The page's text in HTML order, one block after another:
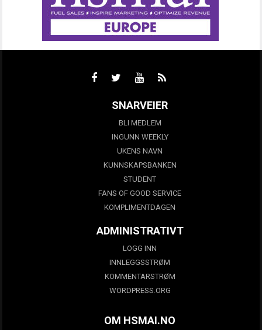
SNARVEIER
BLI MEDLEM
INGUNN WEEKLY
UKENS NAVN
KUNNSKAPSBANKEN
STUDENT
FANS OF GOOD SERVICE
KOMPLIMENTDAGEN
ADMINISTRATIVT
LOGG INN
INNLEGGSSTRØM
KOMMENTARSTRØM
WORDPRESS.ORG
OM HSMAI.NO